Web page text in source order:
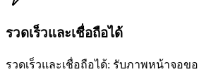
รวดเร็วและเชื่อถือได้
รวดเร็วและเชื่อถือได้: รับภาพหน้าจอ